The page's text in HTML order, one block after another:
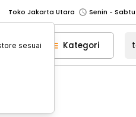
Toko Jakarta Utara
Toko Tangerang
Toko Cikupa
Pick n Go Jakarta Barat
Senin -
Kategori
sesuai